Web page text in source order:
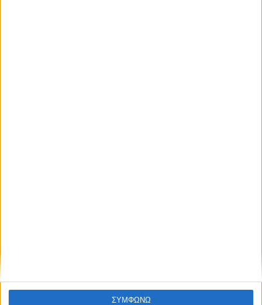
ΣΥΜΦΩΝΩ
Blog kritikes-aggelies.gr